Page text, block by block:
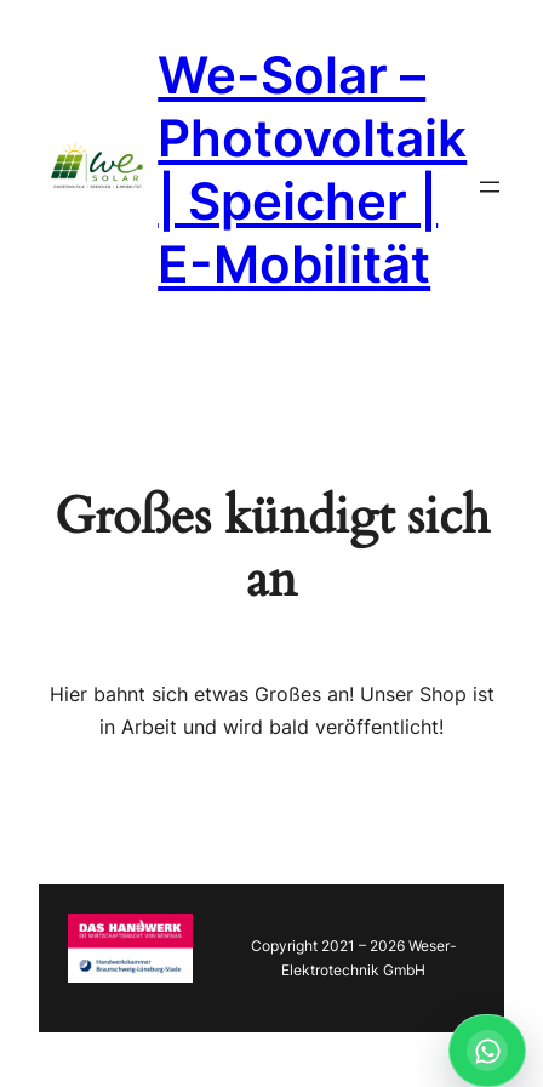
We-Solar –
Photovoltaik
| Speicher |
E-Mobilität
Großes kündigt sich
an
Hier bahnt sich etwas Großes an! Unser Shop ist
in Arbeit und wird bald veröffentlicht!
Copyright 2021 – 2026 Weser-
Elektrotechnik GmbH